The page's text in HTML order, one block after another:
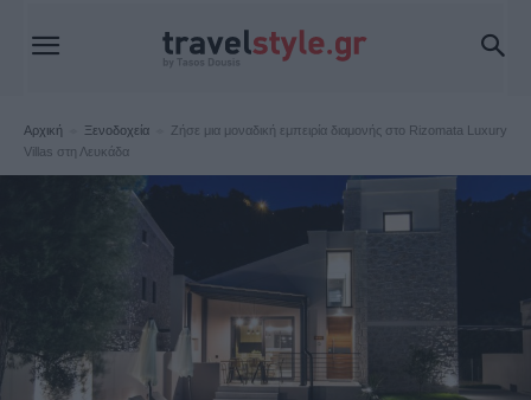
Αρχική Ξενοδοχεία
Ζήσε μια μοναδική εμπειρία διαμονής στο Rizomata Luxury
Villas στη Λευκάδα